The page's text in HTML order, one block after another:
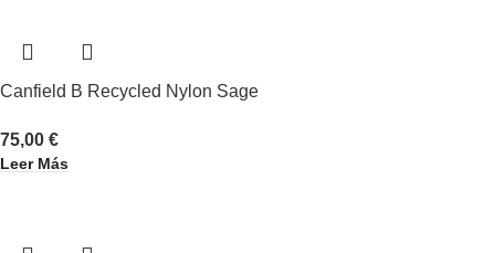
Canfield B Recycled Nylon Sage
75,00 €
Leer Más